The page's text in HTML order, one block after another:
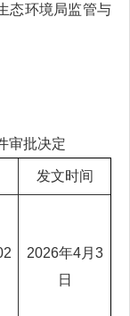
态环境局监管与
审批决定
发文时间
2026年4月3
日